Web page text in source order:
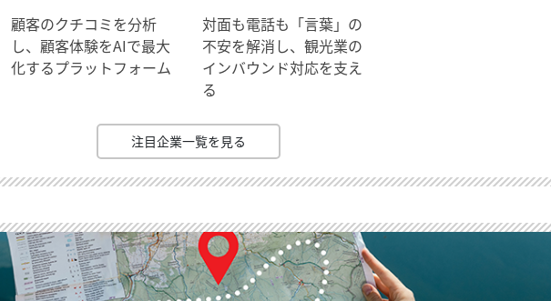
顧客のクチコミを分析
し、顧客体験をAIで最大
化するプラットフォーム
対面も電話も「言葉」の
不安を解消し、観光業の
インバウンド対応を支え
る
注目企業一覧を見る